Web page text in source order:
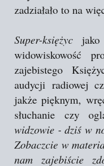
zadziałało to na
Super-księżyc jako
widowiskowość
zajebistego
audycji radiowej
jakże pięknym,
słuchanie czy
widzowie - dziś w
Zobaczcie w
nam zajebiście